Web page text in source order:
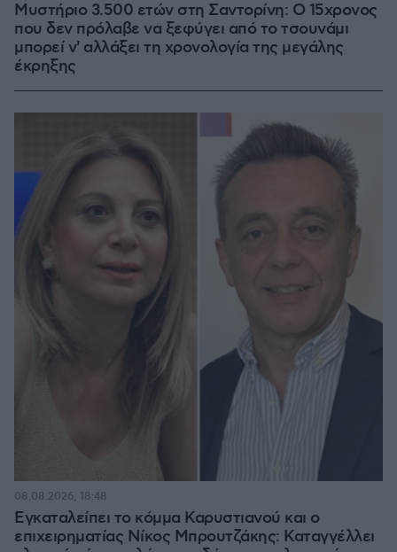
Μυστήριο 3.500 ετών στη Σαντορίνη: Ο 15χρονος
που δεν πρόλαβε να ξεφύγει από το τσουνάμι
μπορεί ν' αλλάξει τη χρονολογία της μεγάλης
έκρηξης
Εγκαταλείπει το κόμμα Καρυστιανού και ο
επιχειρηματίας Νίκος Μπρουτζάκης: Καταγγέλλει
08.08.2026, 18:48